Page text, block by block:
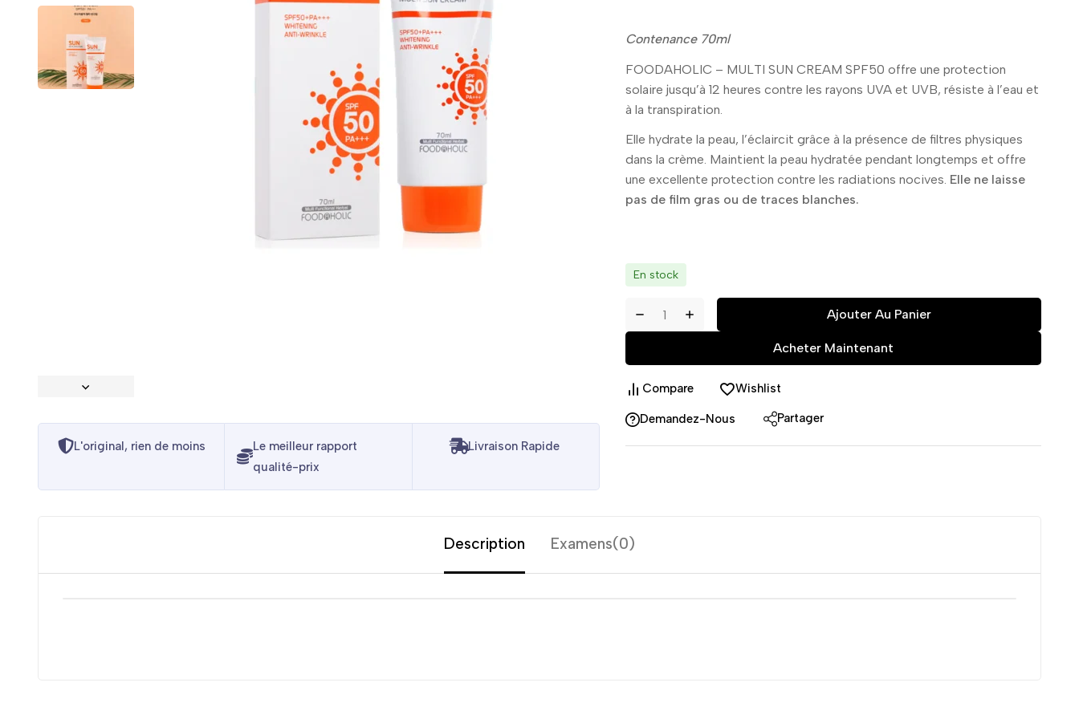
L'original, rien de moins
Le meilleur rapport
qualité-prix
Livraison Rapide
Contenance 70ml
FOODAHOLIC – MULTI SUN CREAM SPF50 offre une protection
solaire jusqu’à 12 heures contre les rayons UVA et UVB, résiste à l’eau et
à la transpiration.
Elle hydrate la peau, l’éclaircit grâce à la présence de filtres physiques
dans la crème. Maintient la peau hydratée pendant longtemps et offre
une excellente protection contre les radiations nocives. Elle ne laisse
pas de film gras ou de traces blanches.
En stock
Ajouter Au Panier
Acheter Maintenant
Compare Wishlist
Demandez-Nous Partager
Description Examens(0)